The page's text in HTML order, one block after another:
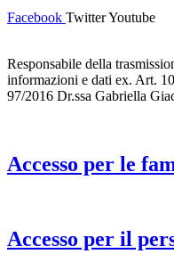
Facebook TwitterYoutube
Responsabile della
informazioni e dati ex. Art.
97/2016 Dr.ssa Gabriella
Accesso per le
Accesso per il